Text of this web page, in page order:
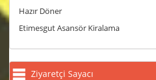
Hazır Döner
Etimesgut Asansör Kiralama
Ziyaretçi Sayacı